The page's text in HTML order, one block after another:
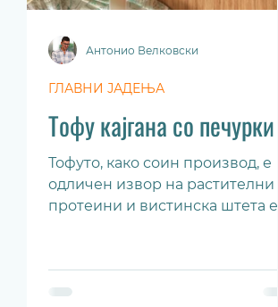
Тофу кајгана со печурки
Тофуто, како соин производ, е
одличен извор на растителни
протеини и вистинска штета е
ГЛАВНИ ЈАДЕЊА
Антонио Велковски